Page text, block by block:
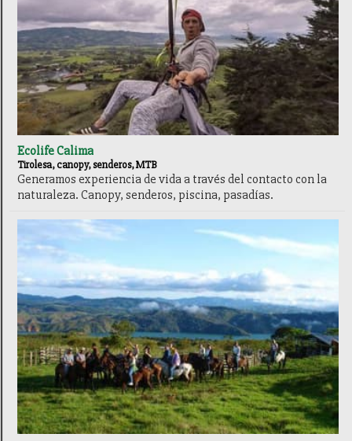
Ecolife Calima
Tirolesa, canopy, senderos, MTB
Generamos experiencia de vida a través del contacto con la
naturaleza. Canopy, senderos, piscina, pasadías.